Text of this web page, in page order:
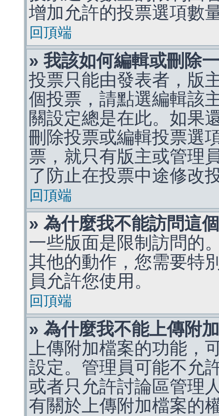
增加允許的投票選項數
回頂端
» 我該如何編輯或刪除
投票只能由發表者，版
個投票，請點選編輯該
關設定總是在此。如果
刪除投票或編輯投票選
票，就只有版主或管理
了防止在投票中途修改
回頂端
» 為什麼我不能訪問這
一些版面是限制訪問的
其他的動作，您需要特
員允許您使用。
回頂端
» 為什麼我不能上傳附
上傳附加檔案的功能，
設定。管理員可能不允
或者只允許討論區管理
有關於上傳附加檔案的